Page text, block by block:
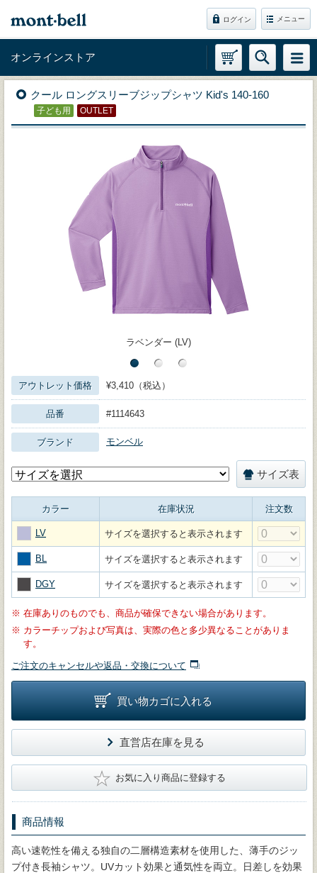
ログイン メニュー
オンラインストア
クール ロングスリーブジップシャツ Kid's 140-160
子ども用 OUTLET
ラベンダー (LV)
アウトレット価格 ¥3,410（税込）
品番 #1114643
ブランド モンベル
サイズ表
カラー 在庫状況 注文数
LV サイズを選択すると表示されます
BL サイズを選択すると表示されます
DGY サイズを選択すると表示されます
※ 在庫ありのものでも、商品が確保できない場合があります。
※ カラーチップおよび写真は、実際の色と多少異なることがありま
す。
ご注文のキャンセルや返品・交換について
買い物カゴに入れる
直営店在庫を見る
★ お気に入り商品に登録する
商品情報
高い速乾性を備える独自の二層構造素材を使用した、薄手のジッ
プ付き長袖シャツ。UVカット効果と通気性を両立。日差しを効果